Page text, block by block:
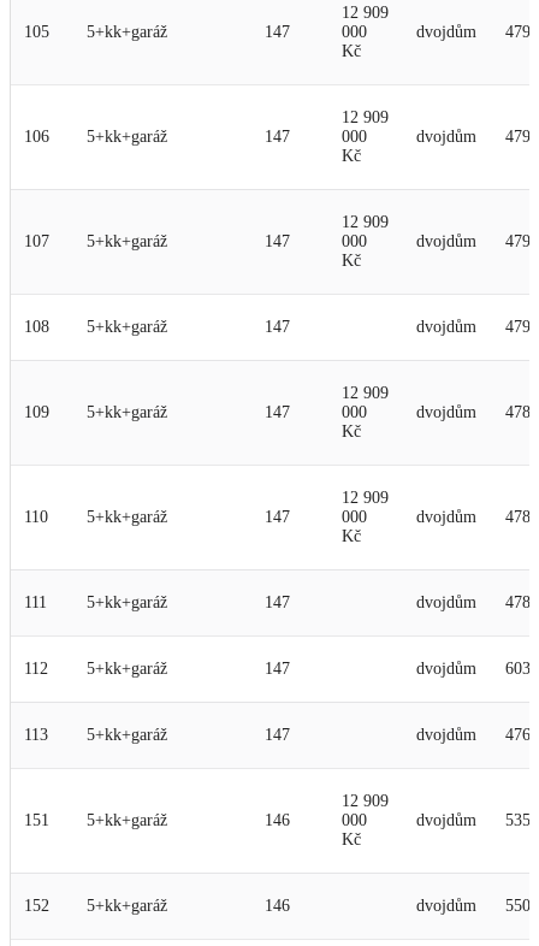
105 5+kk+garáž 147
12 909
000
Kč
dvojdům 479
106 5+kk+garáž 147
12 909
000
Kč
dvojdům 479
107 5+kk+garáž 147
12 909
000
Kč
dvojdům 479
108 5+kk+garáž 147 dvojdům 479
109 5+kk+garáž 147
12 909
000
Kč
dvojdům 478
110 5+kk+garáž 147
12 909
000
Kč
dvojdům 478
111 5+kk+garáž 147 dvojdům 478
112 5+kk+garáž 147 dvojdům 603
113 5+kk+garáž 147 dvojdům 476
151 5+kk+garáž 146
12 909
000
Kč
dvojdům 535
152 5+kk+garáž 146 dvojdům 550